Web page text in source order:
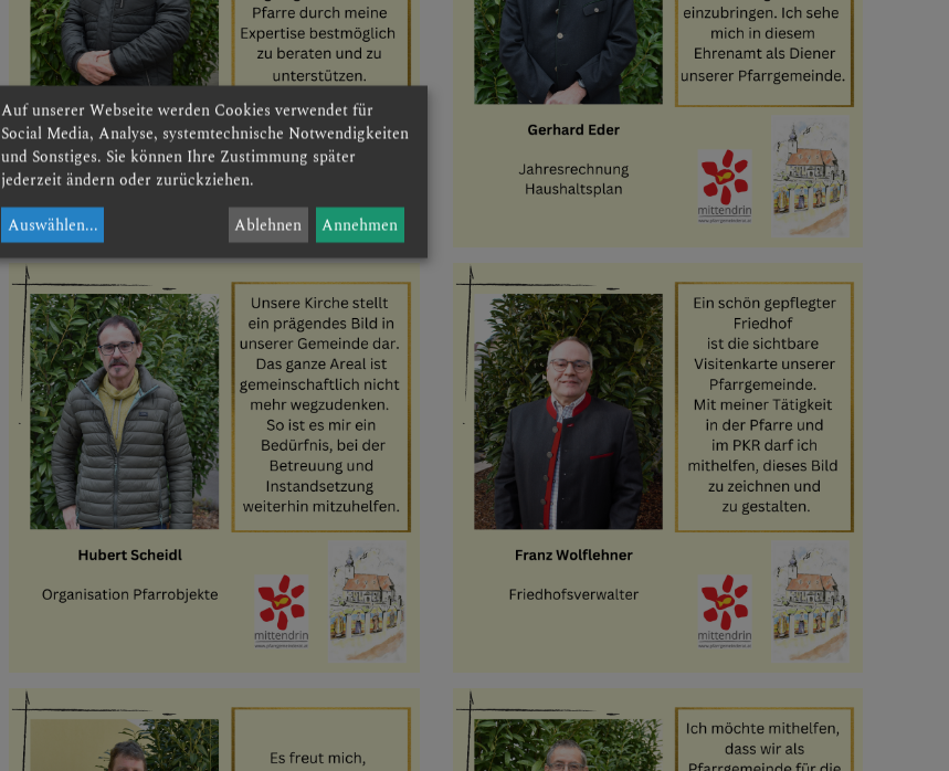
Auf unserer Webseite werden Cookies verwendet für
Social Media, Analyse, systemtechnische Notwendigkeiten
und Sonstiges. Sie können Ihre Zustimmung später
jederzeit ändern oder zurückziehen.
Auswählen... Ablehnen Annehmen